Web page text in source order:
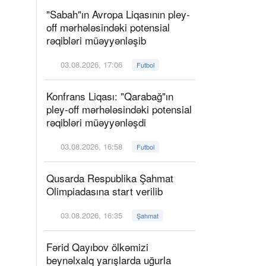
"Sabah"ın Avropa Liqasının pley-
off mərhələsindəki potensial
rəqibləri müəyyənləşib
03.08.2026, 17:06 Futbol
Konfrans Liqası: "Qarabağ"ın
pley-off mərhələsindəki potensial
rəqibləri müəyyənləşdi
03.08.2026, 16:58 Futbol
Qusarda Respublika Şahmat
Olimpiadasına start verilib
03.08.2026, 16:35 Şahmat
Fərid Qayıbov ölkəmizi
beynəlxalq yarışlarda uğurla